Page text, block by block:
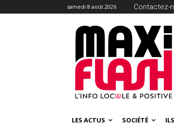
samedi 8 août 2026 Contactez-
LES ACTUS SOCIÉTÉ